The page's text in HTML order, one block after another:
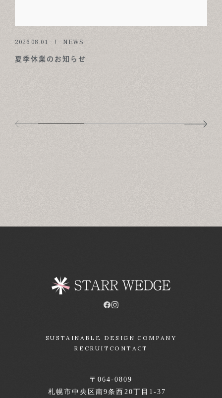
2026.08.01 NEWS
夏季休業のお知らせ
SUSTAINABLE DESIGN COMPANY
RECRUIT CONTACT
〒064-0809
札幌市中央区南9条西20丁目1-37